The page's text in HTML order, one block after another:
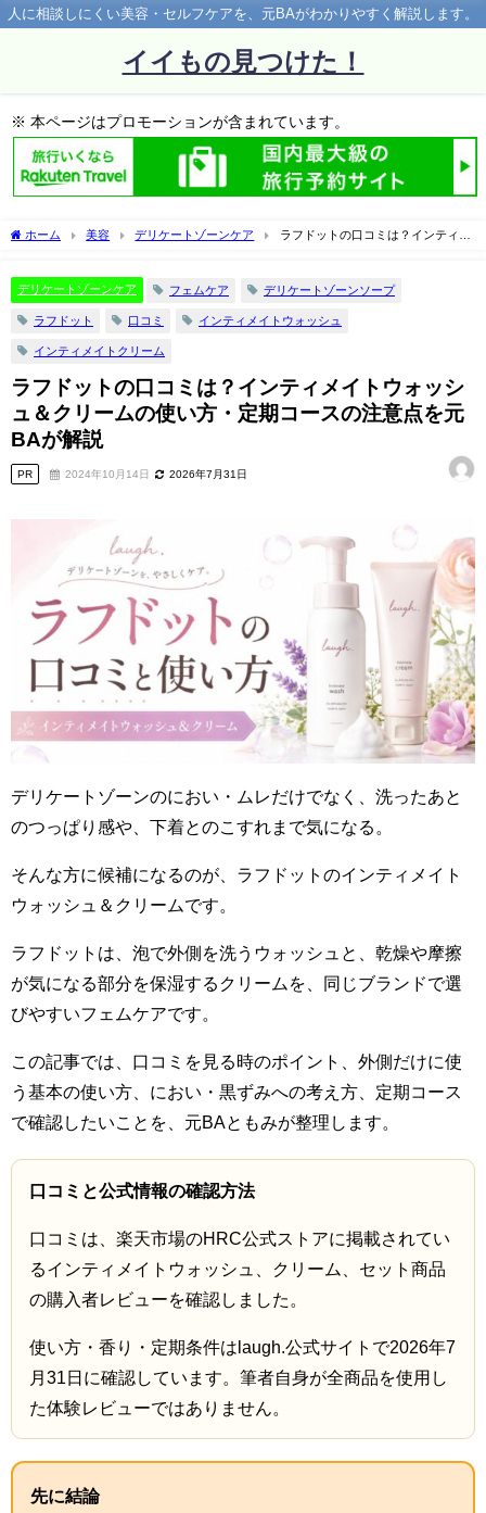
人に相談しにくい美容・セルフケアを、元BAがわかりやすく解説します。
イイもの見つけた！
※ 本ページはプロモーションが含まれています。
ホーム 美容 デリケートゾーンケア
ラフドットの口コミは？インティメ
デリケートゾーンケア フェムケア デリケートゾーンソープ
ラフドット 口コミ インティメイトウォッシュ
インティメイトクリーム
ラフドットの口コミは？インティメイトウォッシ
ュ＆クリームの使い方・定期コースの注意点を元
BAが解説
PR 2024年10月14日 2026年7月31日
デリケートゾーンのにおい・ムレだけでなく、洗ったあと
のつっぱり感や、下着とのこすれまで気になる。
そんな方に候補になるのが、ラフドットのインティメイト
ウォッシュ＆クリームです。
ラフドットは、泡で外側を洗うウォッシュと、乾燥や摩擦
が気になる部分を保湿するクリームを、同じブランドで選
びやすいフェムケアです。
この記事では、口コミを見る時のポイント、外側だけに使
う基本の使い方、におい・黒ずみへの考え方、定期コース
で確認したいことを、元BAともみが整理します。
口コミと公式情報の確認方法
口コミは、楽天市場のHRC公式ストアに掲載されてい
るインティメイトウォッシュ、クリーム、セット商品
の購入者レビューを確認しました。
使い方・香り・定期条件はlaugh.公式サイトで2026年7
月31日に確認しています。筆者自身が全商品を使用し
た体験レビューではありません。
先に結論